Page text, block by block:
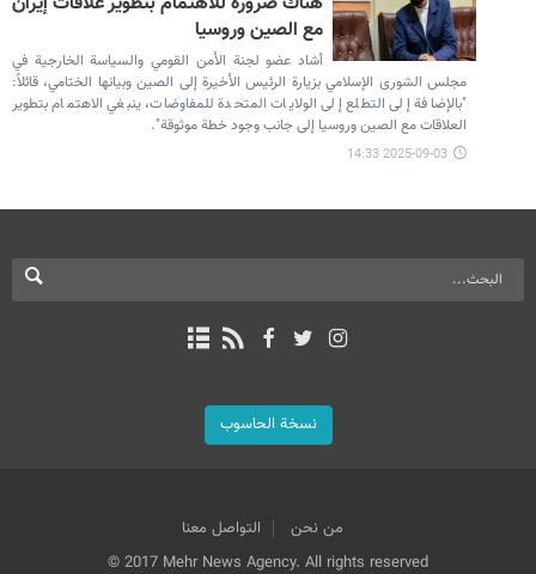
مع الصين وروسيا
أشاد عضو لجنة الأمن القومي والسياسة الخارجية في
مجلس الشورى الإسلامي بزيارة الرئيس الأخيرة إلى الصين وبيانها الختامي، قائلاً:
"بالإضافة إلى التطلع إلى الولايات المتحدة للمفاوضات، ينبغي الاهتمام بتطوير
العلاقات مع الصين وروسيا إلى جانب وجود خطة موثوقة".
2025-09-03 14:33
نسخة الحاسوب
من نحن
التواصل معنا
© 2017 Mehr News Agency. All rights reserved